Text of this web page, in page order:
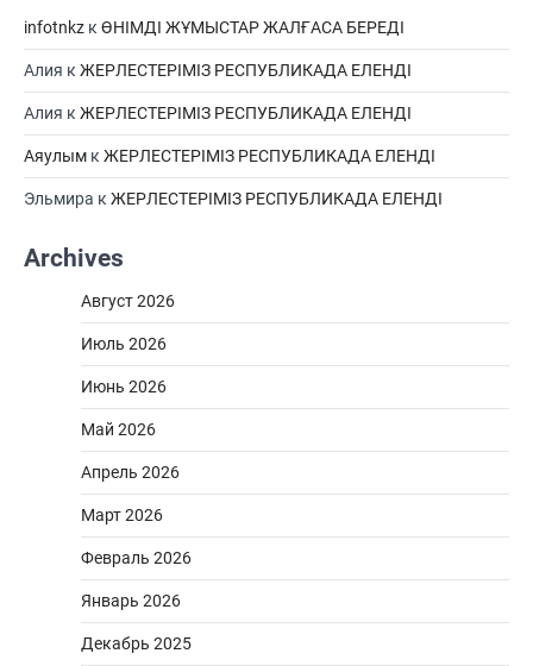
infotnkz к ӨНІМДІ ЖҰМЫСТАР ЖАЛҒАСА БЕРЕДІ
Алия к ЖЕРЛЕСТЕРІМІЗ РЕСПУБЛИКАДА ЕЛЕНДІ
Алия к ЖЕРЛЕСТЕРІМІЗ РЕСПУБЛИКАДА ЕЛЕНДІ
Аяулым к ЖЕРЛЕСТЕРІМІЗ РЕСПУБЛИКАДА ЕЛЕНДІ
Эльмира к ЖЕРЛЕСТЕРІМІЗ РЕСПУБЛИКАДА ЕЛЕНДІ
Archives
Август 2026
Июль 2026
Июнь 2026
Май 2026
Апрель 2026
Март 2026
Февраль 2026
Январь 2026
Декабрь 2025